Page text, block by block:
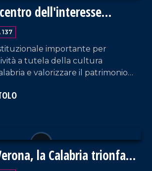
dell'interesse
137
importante per
a tutela della cultura
e valorizzare il patrimonio
sindaco di San Demetrio
la Calabria trionfa